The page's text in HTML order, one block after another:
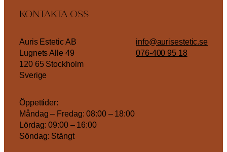
KONTAKTA OSS
Auris Estetic AB
Lugnets Alle 49
120 65 Stockholm
Sverige
info@aurisestetic.se
076-400 95 18
Öppettider:
Måndag – Fredag: 08:00 – 18:00
Lördag: 09:00 – 16:00
Söndag: Stängt